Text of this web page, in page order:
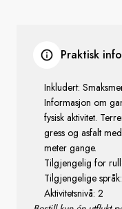
Praktisk
Inkludert:
Informasjon om
fysisk aktivitet.
gress og asfalt
meter gange.
Tilgjengelig for
Tilgjengelige
Aktivitetsnivå: 2